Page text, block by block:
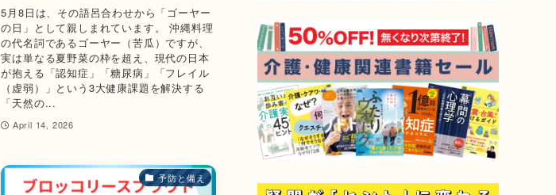
5月8日は、その語呂合わせから「ゴーヤー
の日」として親しまれています。 沖縄料理
の代名詞であるゴーヤー（苦瓜）ですが、
実は単なる夏野菜の枠を超え、現代の日本
が抱える「認知症」「糖尿病」「フレイル
（虚弱）」という3大健康課題を解決する
「天然の...
April 14, 2026
予防と備え